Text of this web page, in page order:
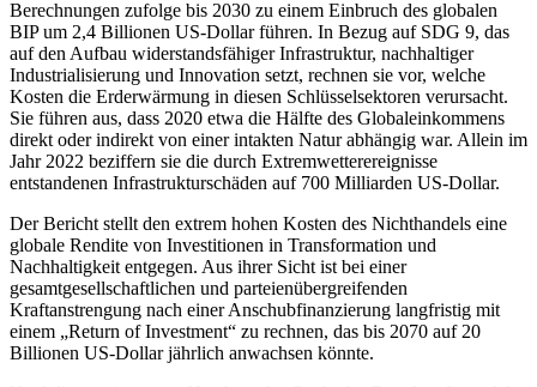
Berechnungen zufolge bis 2030 zu einem Einbruch des globalen
BIP um 2,4 Billionen US-Dollar führen. In Bezug auf SDG 9, das
auf den Aufbau widerstandsfähiger Infrastruktur, nachhaltiger
Industrialisierung und Innovation setzt, rechnen sie vor, welche
Kosten die Erderwärmung in diesen Schlüsselsektoren verursacht.
Sie führen aus, dass 2020 etwa die Hälfte des Globaleinkommens
direkt oder indirekt von einer intakten Natur abhängig war. Allein im
Jahr 2022 beziffern sie die durch Extremwetterereignisse
entstandenen Infrastrukturschäden auf 700 Milliarden US-Dollar.
Der Bericht stellt den extrem hohen Kosten des Nichthandels eine
globale Rendite von Investitionen in Transformation und
Nachhaltigkeit entgegen. Aus ihrer Sicht ist bei einer
gesamtgesellschaftlichen und parteienübergreifenden
Kraftanstrengung nach einer Anschubfinanzierung langfristig mit
einem „Return of Investment“ zu rechnen, das bis 2070 auf 20
Billionen US-Dollar jährlich anwachsen könnte.